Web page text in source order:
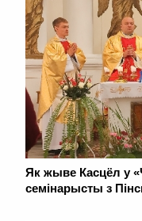
Як жыве Касцёл у
семінарысты з